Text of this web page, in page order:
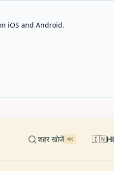
iOS and Android.
शहर खोजें ⌘K 🇮🇳HI